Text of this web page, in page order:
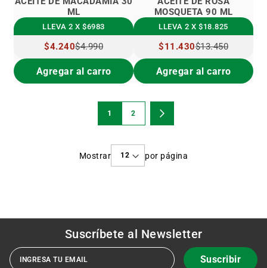
ML
LLEVA 2 X $6983
PRECIO
ESPECIAL
$4.240$4.990
Agregar al carro
MOSQUETA 90 ML
LLEVA 2 X $18.825
PRECIO
ESPECIAL
$11.430$13.450
Agregar al carro
la
1
2
Mostrar por página
Suscríbete al Newsletter
Suscribir